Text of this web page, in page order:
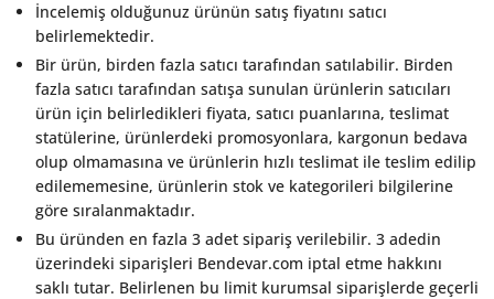
İncelemiş olduğunuz ürünün satış fiyatını satıcı
belirlemektedir.
Bir ürün, birden fazla satıcı tarafından satılabilir. Birden
fazla satıcı tarafından satışa sunulan ürünlerin satıcıları
ürün için belirledikleri fiyata, satıcı puanlarına, teslimat
statülerine, ürünlerdeki promosyonlara, kargonun bedava
olup olmamasına ve ürünlerin hızlı teslimat ile teslim edilip
edilememesine, ürünlerin stok ve kategorileri bilgilerine
göre sıralanmaktadır.
Bu üründen en fazla 3 adet sipariş verilebilir. 3 adedin
üzerindeki siparişleri Bendevar.com iptal etme hakkını
saklı tutar. Belirlenen bu limit kurumsal siparişlerde geçerli